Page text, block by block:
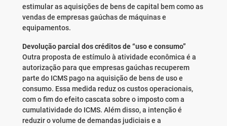
estimular as aquisições de bens de capital bem como as
vendas de empresas gaúchas de máquinas e
equipamentos.
Devolução parcial dos créditos de “uso e consumo”
Outra proposta de estímulo à atividade econômica é a
autorização para que empresas gaúchas recuperem
parte do ICMS pago na aquisição de bens de uso e
consumo. Essa medida reduz os custos operacionais,
com o fim do efeito cascata sobre o imposto com a
cumulatividade do ICMS. Além disso, a intenção é
reduzir o volume de demandas judiciais e a